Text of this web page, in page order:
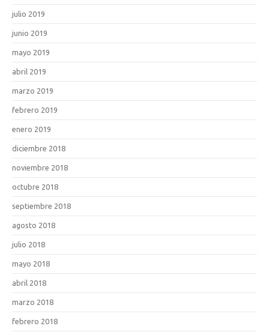
julio 2019
junio 2019
mayo 2019
abril 2019
marzo 2019
febrero 2019
enero 2019
diciembre 2018
noviembre 2018
octubre 2018
septiembre 2018
agosto 2018
julio 2018
mayo 2018
abril 2018
marzo 2018
febrero 2018